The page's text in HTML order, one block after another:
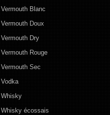
Vermouth Blanc
Vermouth Doux
Vermouth Dry
Vermouth Rouge
Vermouth Sec
Vodka
Whisky
Whisky écossais